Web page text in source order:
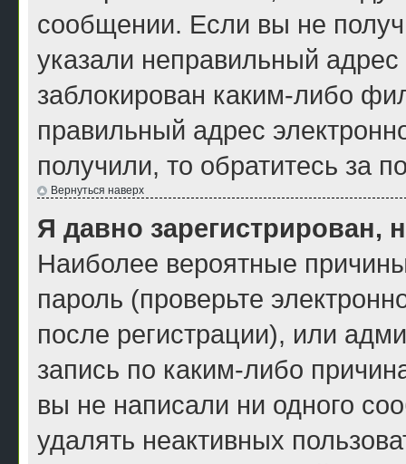
сообщении. Если вы не
указали неправильный
заблокирован каким-либо
правильный адрес
получили, то обратитесь за
Вернуться наверх
Я давно зарегистрирован,
Наиболее вероятные
пароль (проверьте
после регистрации), или
запись по каким-либо
вы не написали ни одного
удалять неактивных